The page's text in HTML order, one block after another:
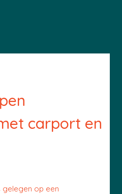
carport en
gelegen op een